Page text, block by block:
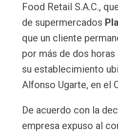
Food Retail S.A.C.,
de supermercados
que un cliente
por más de dos horas
su establecimiento
Alfonso Ugarte, en el
De acuerdo con la
empresa expuso al